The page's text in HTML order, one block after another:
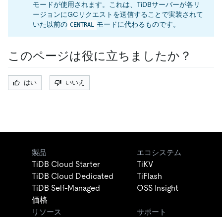
モードが使用されます。これは、TiDBサーバーが各リ
ージョンにGCリクエストを送信することで実装されて
いた以前の CENTRAL モードに代わるものです。
このページは役に立ちましたか？
はい いいえ
製品
TiDB Cloud Starter
TiDB Cloud Dedicated
TiDB Self-Managed
価格
エコシステム
TiKV
TiFlash
OSS Insight
リソース サポート